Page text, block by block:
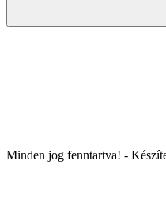
Minden jog fenntartva! -